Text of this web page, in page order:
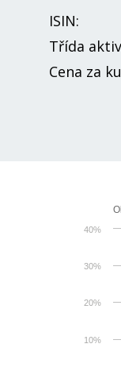
ISIN:
Třída
Cena za
10%
20%
30%
40%